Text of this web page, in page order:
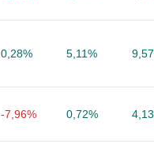
0,28% 5,11%
-7,96% 0,72%